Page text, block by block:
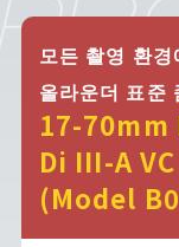
모든 촬영 환
올라운더 표준
17-70mm
Di III-A
(Model